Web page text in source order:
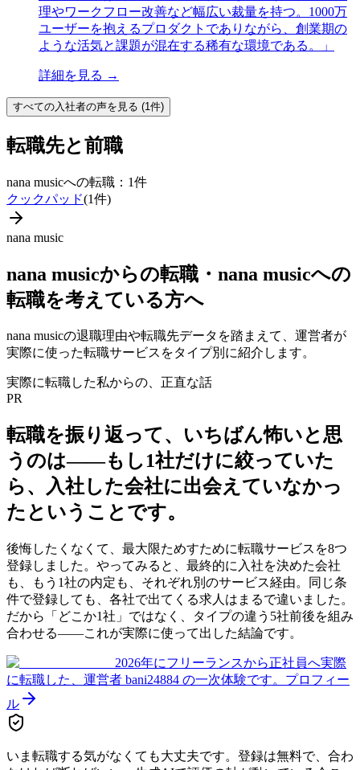
理やワークフロー改善など幅広い裁量を持つ。1000万
ユーザーを抱えるプロダクトでありながら、創業期の
ような活気と課題が混在する稀有な環境である。
」
詳細を見る →
すべての 入社者の声を見る (1 件)
転職先と前職
nana musicへの転職： 1件
クックパッド(1件)
nana music
nana musicからの転職・ nana musicへの
転職を考えている方へ
nana musicの退職理由や転職先データを踏まえて、運営者が
実際に使った転職サービスをタイプ別に紹介します。
実際に転職した私からの、正直な話
PR
転職を振り返って、いちばん怖いと思
うのは——もし1社だけに絞っていた
ら、入社した会社に出会えていなかっ
た ということです。
後悔したくなくて、最大限ためすために転職サービスを8つ
登録しました。やってみると、最終的に入社を決めた会社
も、もう1社の内定も、それぞれ別のサービス経由。同じ条
件で登録しても、各社で出てくる求人はまるで違いました。
だから「どこか1社」ではなく、タイプの違う5社前後を組み
合わせる——これが実際に使って出した結論です。
2026年にフリーランスから正社員へ実際
に転職した、運営者 bani24884 の一次体験です。 プロフィー
ル
いま転職する気がなくても大丈夫です。登録は無料で、合わ